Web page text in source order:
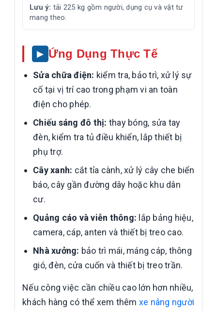
Lưu ý: tải 225 kg gồm người, dụng cụ và vật tư
mang theo.
Ứng Dụng Thực Tế
Sửa chữa điện: kiểm tra, bảo trì, xử lý sự
cố tại vị trí cao trong phạm vi an toàn
điện cho phép.
Chiếu sáng đô thị: thay bóng, sửa tay
đèn, kiểm tra tủ điều khiển, lắp thiết bị
phụ trợ.
Cây xanh: cắt tỉa cành, xử lý cây che biển
báo, cây gần đường dây hoặc khu dân
cư.
Quảng cáo và viễn thông: lắp bảng hiệu,
camera, cáp, anten và thiết bị treo cao.
Nhà xưởng: bảo trì mái, máng cáp, thông
gió, đèn, cửa cuốn và thiết bị treo trần.
Nếu công việc cần chiều cao lớn hơn nhiều,
khách hàng có thể xem thêm xe nâng người